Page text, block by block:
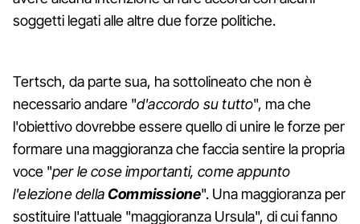
soggetti legati alle altre due forze politiche.
Tertsch, da parte sua, ha sottolineato che non è
necessario andare "d'accordo su tutto", ma che
l'obiettivo dovrebbe essere quello di unire le forze per
formare una maggioranza che faccia sentire la propria
voce "per le cose importanti, come appunto
l'elezione dellaCommissione". Una maggioranza per
sostituire l'attuale "maggioranza Ursula", di cui fanno